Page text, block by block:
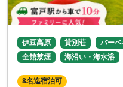
伊豆高原 貸別荘 バー
全館禁煙
海沿い・海水浴
8名迄宿泊可